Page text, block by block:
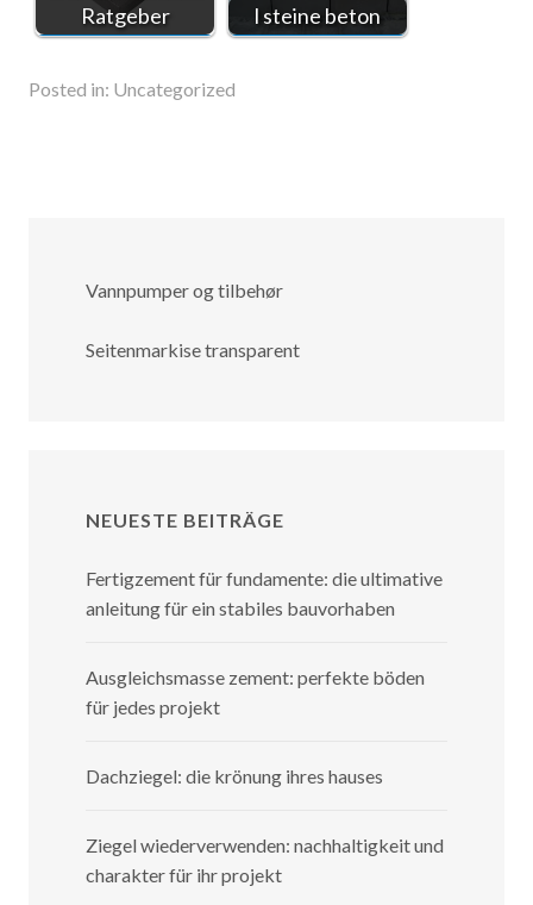
Ratgeber
l steine beton
Posted in: Uncategorized
Vannpumper og tilbehør
Seitenmarkise transparent
NEUESTE BEITRÄGE
Fertigzement für fundamente: die ultimative
anleitung für ein stabiles bauvorhaben
Ausgleichsmasse zement: perfekte böden
für jedes projekt
Dachziegel: die krönung ihres hauses
Ziegel wiederverwenden: nachhaltigkeit und
charakter für ihr projekt